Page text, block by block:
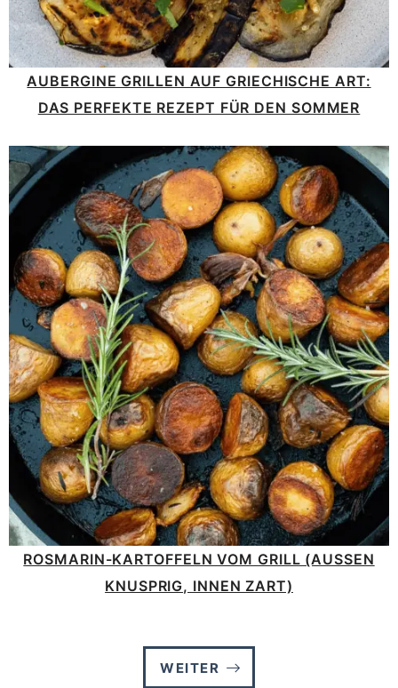
AUBERGINE GRILLEN AUF GRIECHISCHE ART:
DAS PERFEKTE REZEPT FÜR DEN SOMMER
ROSMARIN-KARTOFFELN VOM GRILL (AUSSEN K
NUSPRIG, INNEN ZART)
WEITER